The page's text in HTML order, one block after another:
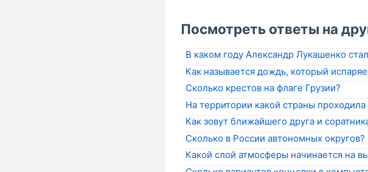
Посмотреть ответы на
В каком году Александр Лукашенко
Как называется дождь, который
Сколько крестов на флаге Грузии?
На территории какой страны
Как зовут ближайшего друга и
Сколько в России автономных округов?
Какой слой атмосферы начинается на